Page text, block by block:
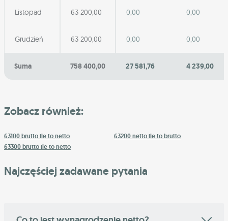
Listopad 63 200,00 0,00 0,00
Grudzień 63 200,00 0,00 0,00
Suma 758 400,00 27 581,76 4 239,00
Zobacz również:
63100 brutto ile to netto
63200 netto ile to brutto
63300 brutto ile to netto
Najczęściej zadawane pytania